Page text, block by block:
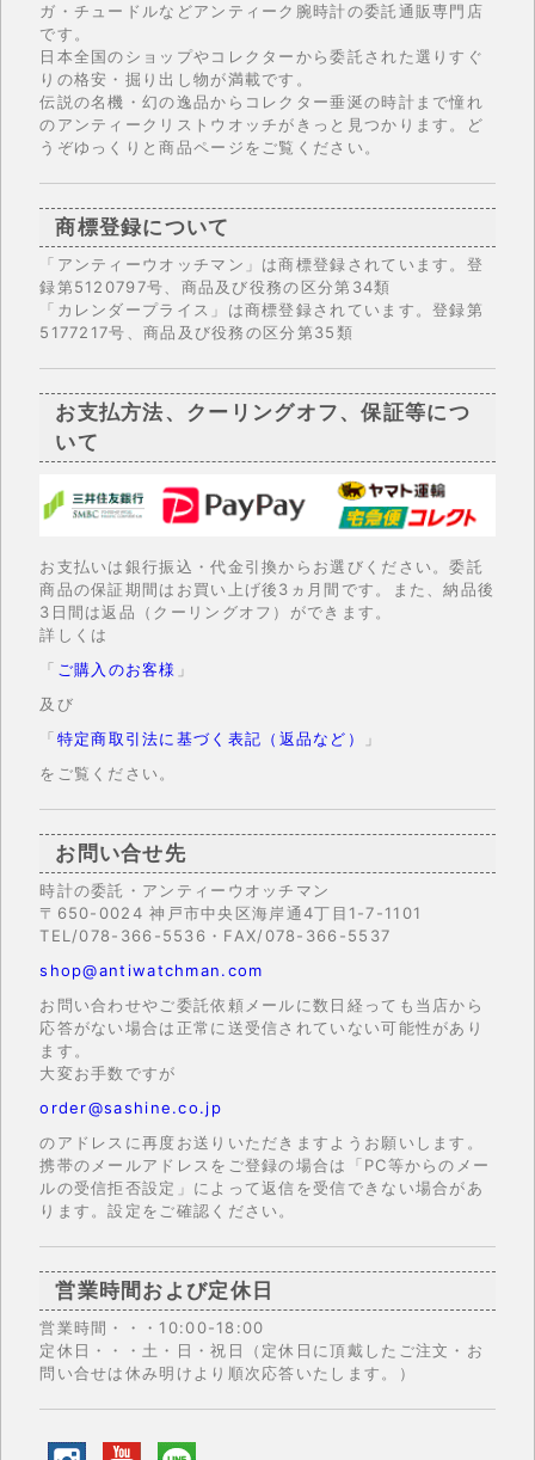
ガ・チュードルなどアンティーク腕時計の委託通販専門店
です。
日本全国のショップやコレクターから委託された選りすぐ
りの格安・掘り出し物が満載です。
伝説の名機・幻の逸品からコレクター垂涎の時計まで憧れ
のアンティークリストウオッチがきっと見つかります。ど
うぞゆっくりと商品ページをご覧ください。
商標登録について
「アンティーウオッチマン」は商標登録されています。登
録第5120797号、商品及び役務の区分第34類
「カレンダープライス」は商標登録されています。登録第
5177217号、商品及び役務の区分第35類
お支払方法、クーリングオフ、保証等につ
いて
お支払いは銀行振込・代金引換からお選びください。委託
商品の保証期間はお買い上げ後3ヵ月間です。また、納品後
3日間は返品（クーリングオフ）ができます。
詳しくは
「 ご購入のお客様 」
及び
「特定商取引法に基づく表記（返品など）
」
をご覧ください。
お問い合せ先
時計の委託・アンティーウオッチマン
〒650-0024 神戸市中央区海岸通4丁目1-7-1101
TEL/078-366-5536・FAX/078-366-5537
shop@antiwatchman.com
お問い合わせやご委託依頼メールに数日経っても当店から
応答がない場合は正常に送受信されていない可能性があり
ます。
大変お手数ですが
order@sashine.co.jp
のアドレスに再度お送りいただきますようお願いします。
携帯のメールアドレスをご登録の場合は「PC等からのメー
ルの受信拒否設定」によって返信を受信できない場合があ
ります。設定をご確認ください。
営業時間および定休日
営業時間・・・10:00-18:00
定休日・・・土・日・祝日（定休日に頂戴したご注文・お
問い合せは休み明けより順次応答いたします。）